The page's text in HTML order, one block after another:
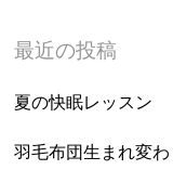
最近の投稿
夏の快眠レッスン
羽毛布団生まれ変